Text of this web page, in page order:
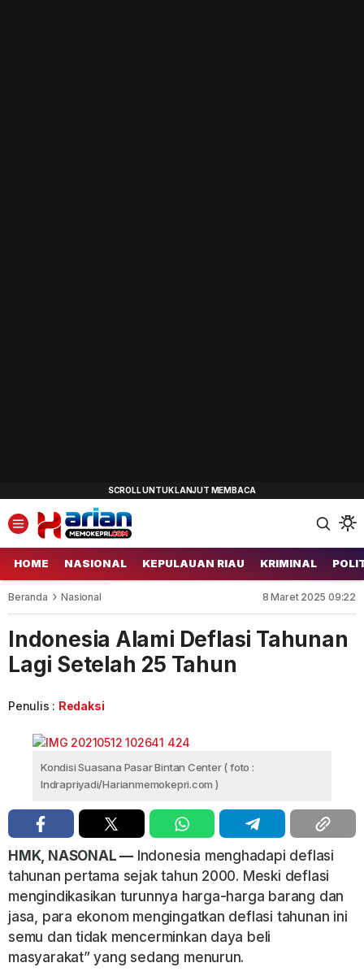
HOME NASIONAL KEPULAUAN RIAU KRIMINAL
Beranda Nasional 8 Maret 2025 09:22
Indonesia Alami Deflasi Tahunan
Lagi Setelah 25 Tahun
Penulis : Redaksi
Kondisi Suasana Pasar Bintan Center ( foto :
Indrapriyadi/Harianmemokepri.com )
HMK, NASONAL — Indonesia menghadapi deflasi
tahunan pertama sejak tahun 2000. Meski deflasi
mengindikasikan turunnya harga-harga barang dan
jasa, para ekonom mengingatkan deflasi tahunan ini
semu dan tidak mencerminkan daya beli
masyarakat” yang sedang menurun.